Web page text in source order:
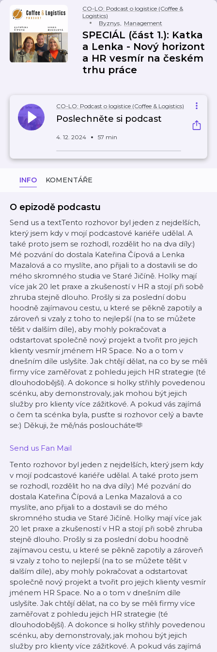
CO-LO: Podcast o logistice (Coffee &
Logistics)
Byznys, Management
SPECIÁL (část 1.): Katka
a Lenka - Nový horizont
a HR vesmír na českém
trhu práce
CO-LO: Podcast o logistice (Coffee & Logistics)
Poslechněte si podcast
4. 12. 2024 57 min
INFO KOMENTÁŘE
O epizodě podcastu
Send us a textTento rozhovor byl jeden z nejdelších,
který jsem kdy v mojí podcastové kariéře udělal. A
také proto jsem se rozhodl, rozdělit ho na dva díly:)
Mé pozvání do dostala Kateřina Čípová a Lenka
Mazalová a co myslíte, ano přijali to a dostavili se do
mého skromného studia ve Staré Jičíně. Holky mají
více jak 20 let praxe a zkušeností v HR a stojí při sobě
zhruba stejně dlouho. Prošly si za poslední dobu
hoodně zajímavou cestu, u které se pěkně zapotily a
zároveň si vzaly z toho to nejlepší (na to se můžete
těšit v dalším díle), aby mohly pokračovat a
odstartovat společně nový projekt a tvořit pro jejich
klienty vesmír jménem HR Space. No a o tom v
dnešním díle uslyšíte. Jak chtějí dělat, na co by se měli
firmy více zaměřovat z pohledu jejich HR strategie (té
dlouhodobější). A dokonce si holky střihly povedenou
scénku, aby demonstrovaly, jak mohou být jejich
služby pro klienty více zážitkové. A pokud vás zajímá
o čem ta scénka byla, pusťte si rozhovor celý a bavte
se:) Děkuji, že mě/nás posloucháte🫶
Send us Fan Mail
Tento rozhovor byl jeden z nejdelších, který jsem kdy
v mojí podcastové kariéře udělal. A také proto jsem
se rozhodl, rozdělit ho na dva díly:) Mé pozvání do
dostala Kateřina Čípová a Lenka Mazalová a co
myslíte, ano přijali to a dostavili se do mého
skromného studia ve Staré Jičíně. Holky mají více jak
20 let praxe a zkušeností v HR a stojí při sobě zhruba
stejně dlouho. Prošly si za poslední dobu hoodně
zajímavou cestu, u které se pěkně zapotily a zároveň
si vzaly z toho to nejlepší (na to se můžete těšit v
dalším díle), aby mohly pokračovat a odstartovat
společně nový projekt a tvořit pro jejich klienty vesmír
jménem HR Space. No a o tom v dnešním díle
uslyšíte. Jak chtějí dělat, na co by se měli firmy více
zaměřovat z pohledu jejich HR strategie (té
dlouhodobější). A dokonce si holky střihly povedenou
scénku, aby demonstrovaly, jak mohou být jejich
služby pro klienty více zážitkové. A pokud vás zajímá